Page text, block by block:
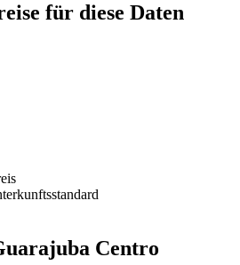
für diese Daten
Centro